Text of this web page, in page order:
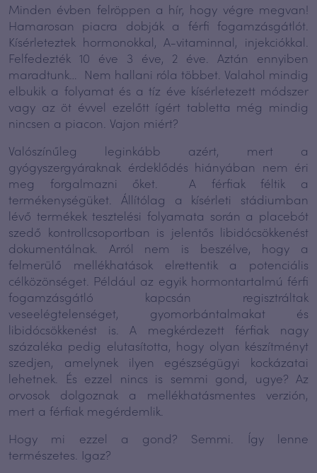
Minden évben felröppen a hír, hogy végre megvan!
Hamarosan piacra dobják a férfi fogamzásgátlót.
Kísérleteztek hormonokkal, A-vitaminnal, injekciókkal.
Felfedezték 10 éve 3 éve, 2 éve. Aztán ennyiben
maradtunk… Nem hallani róla többet. Valahol mindig
elbukik a folyamat és a tíz éve kísérletezett módszer
vagy az öt évvel ezelőtt ígért tabletta még mindig
nincsen a piacon. Vajon miért?
Valószínűleg leginkább azért, mert a
gyógyszergyáraknak érdeklődés hiányában nem éri
meg forgalmazni őket. A férfiak féltik a
termékenységüket. Állítólag a kísérleti stádiumban
lévő termékek tesztelési folyamata során a placebót
szedő kontrollcsoportban is jelentős libidócsökkenést
dokumentálnak. Arról nem is beszélve, hogy a
felmerülő mellékhatások elrettentik a potenciális
célközönséget. Például az egyik hormontartalmú férfi
fogamzásgátló kapcsán regisztráltak
veseelégtelenséget, gyomorbántalmakat és
libidócsökkenést is. A megkérdezett férfiak nagy
százaléka pedig elutasította, hogy olyan készítményt
szedjen, amelynek ilyen egészségügyi kockázatai
lehetnek. És ezzel nincs is semmi gond, ugye? Az
orvosok dolgoznak a mellékhatásmentes verzión,
mert a férfiak megérdemlik.
Hogy mi ezzel a gond? Semmi. Így lenne
természetes. Igaz?